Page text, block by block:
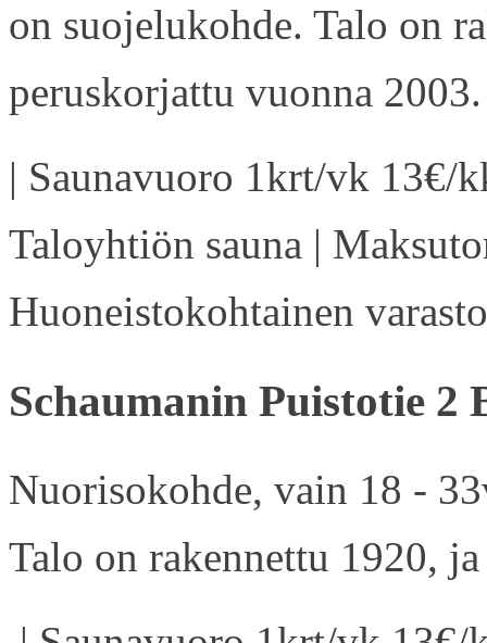
on suojelukohde. Talo on
peruskorjattu vuonna 2003.
| Saunavuoro 1krt/vk 13€/
Taloyhtiön sauna |
Huoneistokohtainen
Schaumanin Puistotie 2
Nuorisokohde, vain 18 -
Talo on rakennettu 1920,